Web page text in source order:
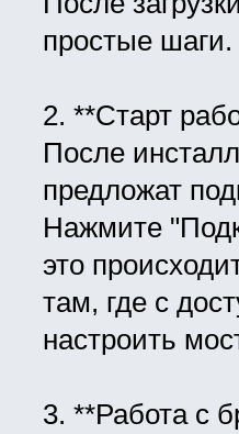
простые шаги.
2. **Старт
После
предложат
Нажмите
это
там, где с
настроить
3. **Работа с